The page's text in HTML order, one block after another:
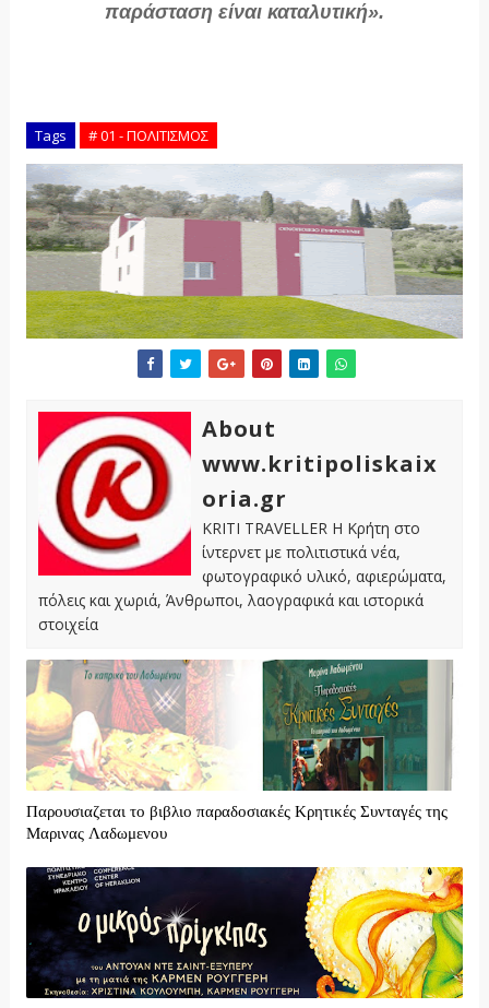
παράσταση είναι καταλυτική».
Tags # 01 - ΠΟΛΙΤΙΣΜΟΣ
About
www.kritipoliskaix
oria.gr
KRITI TRAVELLER Η Κρήτη στο
ίντερνετ με πολιτιστικά νέα,
φωτογραφικό υλικό, αφιερώματα,
πόλεις και χωριά, Άνθρωποι, λαογραφικά και ιστορικά
στοιχεία
Παρουσιαζεται το βιβλιο παραδοσιακές Κρητικές Συνταγές της
Μαρινας Λαδωμενου